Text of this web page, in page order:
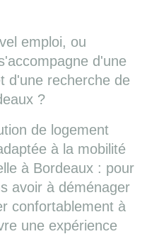
emploi, ou
d'une
d'une recherche de
?
de logement
à la mobilité
à Bordeaux : pour
avoir à déménager
confortablement à
une expérience